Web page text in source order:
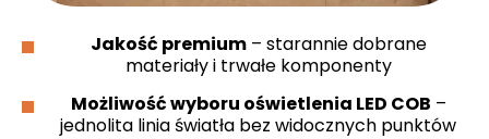
Jakość premium– starannie dobrane
materiały i trwałe komponenty
Możliwość wyboru oświetlenia LED COB –
jednolita linia światła bez widocznych punktów